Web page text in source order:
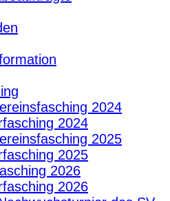
2024
2024
2025
2025
2026
2026